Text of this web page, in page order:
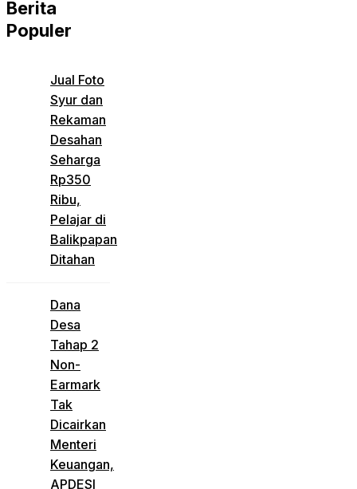
Berita
Populer
Jual Foto
Syur dan
Rekaman
Desahan
Seharga
Rp350
Ribu,
Pelajar di
Balikpapan
Ditahan
Dana
Desa
Tahap 2
Non-
Earmark
Tak
Dicairkan
Menteri
Keuangan,
APDESI